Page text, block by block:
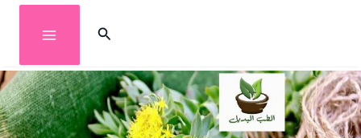
إلى
المحتوى
البحث